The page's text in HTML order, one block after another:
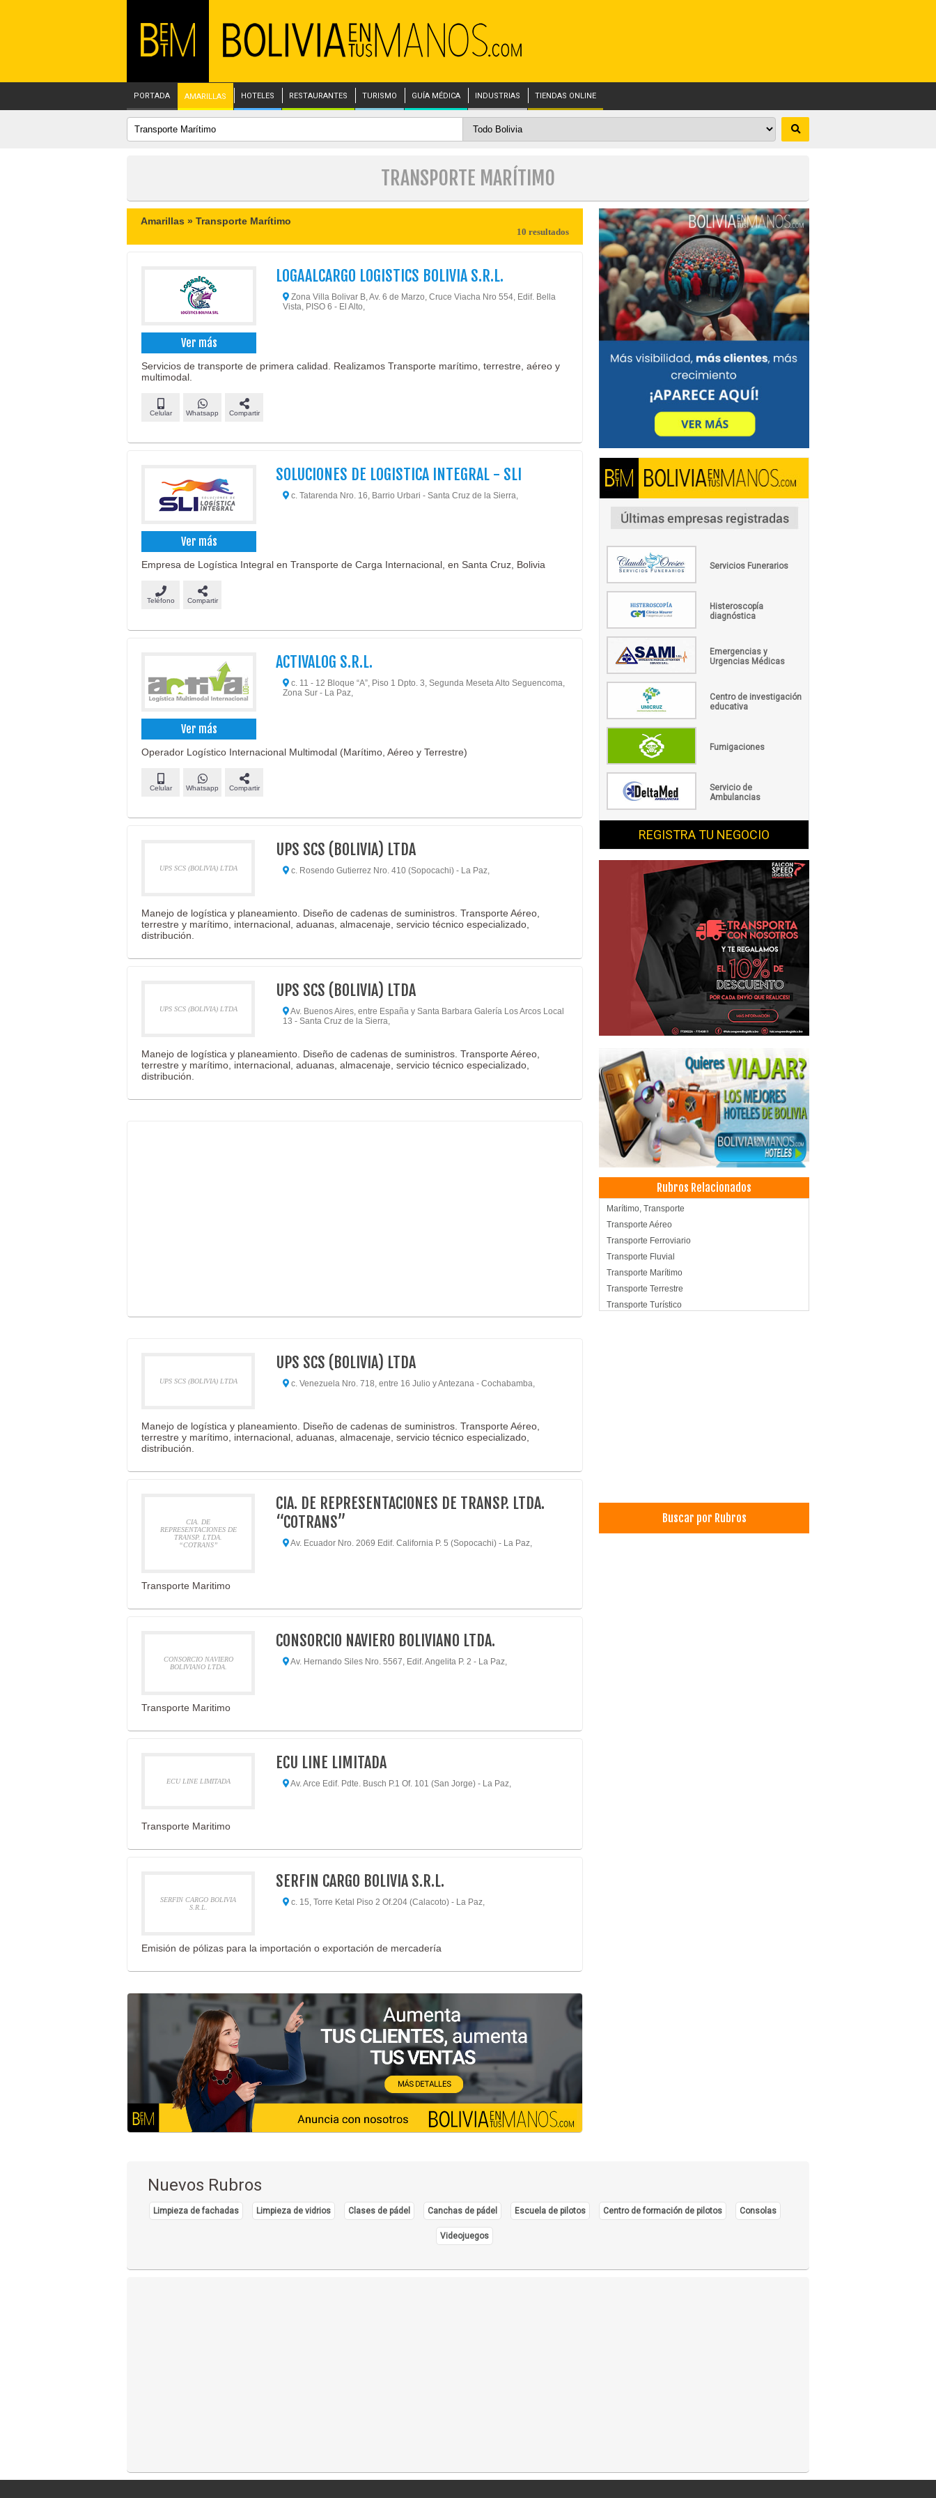
PORTADA AMARILLAS HOTELES RESTAURANTES TURISMO GUÍA MÉDICA INDUSTRIAS TIENDAS ONLINE
TRANSPORTE MARÍTIMO
Amarillas » Transporte Marítimo
10 resultados
Ver más
LOGAALCARGO LOGISTICS BOLIVIA S.R.L.
Zona Villa Bolivar B, Av. 6 de Marzo, Cruce Viacha Nro 554, Edif. Bella
Vista, PISO 6 - El Alto,
Servicios de transporte de primera calidad. Realizamos Transporte marítimo, terrestre, aéreo y
multimodal.
Celular Whatsapp Compartir
Ver más
SOLUCIONES DE LOGISTICA INTEGRAL - SLI
c. Tatarenda Nro. 16, Barrio Urbari - Santa Cruz de la Sierra,
Empresa de Logística Integral en Transporte de Carga Internacional, en Santa Cruz, Bolivia
Teléfono Compartir
Ver más
ACTIVALOG S.R.L.
c. 11 - 12 Bloque “A”, Piso 1 Dpto. 3, Segunda Meseta Alto Seguencoma,
Zona Sur - La Paz,
Operador Logístico Internacional Multimodal (Marítimo, Aéreo y Terrestre)
Celular Whatsapp Compartir
UPS SCS (BOLIVIA) LTDA
UPS SCS (BOLIVIA) LTDA
c. Rosendo Gutierrez Nro. 410 (Sopocachi) - La Paz,
Manejo de logística y planeamiento. Diseño de cadenas de suministros. Transporte Aéreo,
terrestre y marítimo, internacional, aduanas, almacenaje, servicio técnico especializado,
distribución.
UPS SCS (BOLIVIA) LTDA
UPS SCS (BOLIVIA) LTDA
Av. Buenos Aires, entre España y Santa Barbara Galería Los Arcos Local
13 - Santa Cruz de la Sierra,
Manejo de logística y planeamiento. Diseño de cadenas de suministros. Transporte Aéreo,
terrestre y marítimo, internacional, aduanas, almacenaje, servicio técnico especializado,
distribución.
UPS SCS (BOLIVIA) LTDA
UPS SCS (BOLIVIA) LTDA
c. Venezuela Nro. 718, entre 16 Julio y Antezana - Cochabamba,
Manejo de logística y planeamiento. Diseño de cadenas de suministros. Transporte Aéreo,
terrestre y marítimo, internacional, aduanas, almacenaje, servicio técnico especializado,
distribución.
CIA. DE
REPRESENTACIONES DE
TRANSP. LTDA.
“COTRANS”
CIA. DE REPRESENTACIONES DE TRANSP. LTDA.
“COTRANS”
Av. Ecuador Nro. 2069 Edif. California P. 5 (Sopocachi) - La Paz,
Transporte Maritimo
CONSORCIO NAVIERO
BOLIVIANO LTDA.
CONSORCIO NAVIERO BOLIVIANO LTDA.
Av. Hernando Siles Nro. 5567, Edif. Angelita P. 2 - La Paz,
Transporte Maritimo
ECU LINE LIMITADA
ECU LINE LIMITADA
Av. Arce Edif. Pdte. Busch P.1 Of. 101 (San Jorge) - La Paz,
Transporte Maritimo
SERFIN CARGO BOLIVIA
S.R.L.
SERFIN CARGO BOLIVIA S.R.L.
c. 15, Torre Ketal Piso 2 Of.204 (Calacoto) - La Paz,
Emisión de pólizas para la importación o exportación de mercadería
Servicios Funerarios
Histeroscopía
diagnóstica
Emergencias y
Urgencias Médicas
Centro de investigación
educativa
Fumigaciones
Servicio de
Ambulancias
REGISTRA TU NEGOCIO
Rubros Relacionados
Marítimo, Transporte
Transporte Aéreo
Transporte Ferroviario
Transporte Fluvial
Transporte Marítimo
Transporte Terrestre
Transporte Turístico
Buscar por Rubros
Nuevos Rubros
Limpieza de fachadas Limpieza de vidrios Clases de pádel Canchas de pádel Escuela de pilotos Centro de formación de pilotos Consolas
Videojuegos